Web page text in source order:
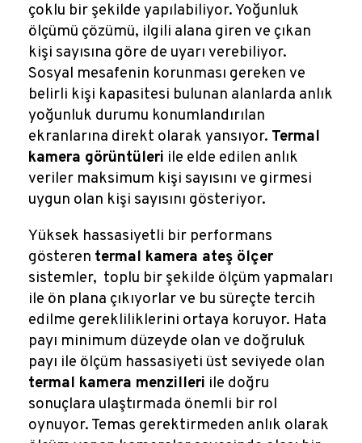
çoklu bir şekilde yapılabiliyor. Yoğunluk
ölçümü çözümü, ilgili alana giren ve çıkan
kişi sayısına göre de uyarı verebiliyor.
Sosyal mesafenin korunması gereken ve
belirli kişi kapasitesi bulunan alanlarda anlık
yoğunluk durumu konumlandırılan
ekranlarına direkt olarak yansıyor. Termal
kamera görüntüleri ile elde edilen anlık
veriler maksimum kişi sayısını ve girmesi
uygun olan kişi sayısını gösteriyor.
Yüksek hassasiyetli bir performans
gösteren termal kamera ateş ölçer
sistemler, toplu bir şekilde ölçüm yapmaları
ile ön plana çıkıyorlar ve bu süreçte tercih
edilme gerekliliklerini ortaya koruyor. Hata
payı minimum düzeyde olan ve doğruluk
payı ile ölçüm hassasiyeti üst seviyede olan
termal kamera menzilleri ile doğru
sonuçlara ulaştırmada önemli bir rol
oynuyor. Temas gerektirmeden anlık olarak